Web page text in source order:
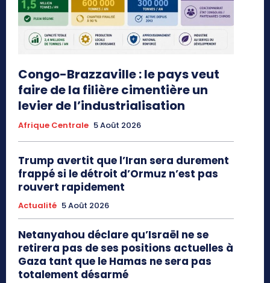
Congo-Brazzaville : le pays veut
faire de la filière cimentière un
levier de l’industrialisation
Afrique Centrale 5 Août 2026
Trump avertit que l’Iran sera durement
frappé si le détroit d’Ormuz n’est pas
rouvert rapidement
Actualité 5 Août 2026
Netanyahou déclare qu’Israël ne se
retirera pas de ses positions actuelles à
Gaza tant que le Hamas ne sera pas
totalement désarmé